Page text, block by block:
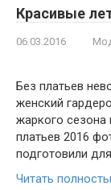
Красивые
06.03.2016
Без платьев
женский
жаркого сезона
платьев 2016
подготовили для
Читать